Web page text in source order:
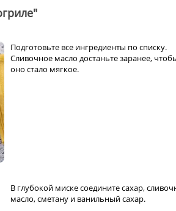
Подготовьте все ингредиенты по списку.
Сливочное масло достаньте заранее,
оно стало мягкое.
В глубокой миске соедините сахар,
масло, сметану и ванильный сахар.